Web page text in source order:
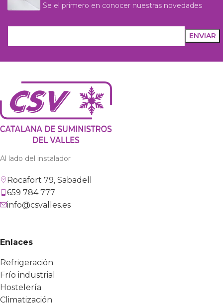
Se el primero en conocer nuestras novedades
Al lado del instalador
Rocafort 79, Sabadell
659 784 777
info@csvalles.es
Enlaces
Refrigeración
Frío industrial
Hostelería
Climatización